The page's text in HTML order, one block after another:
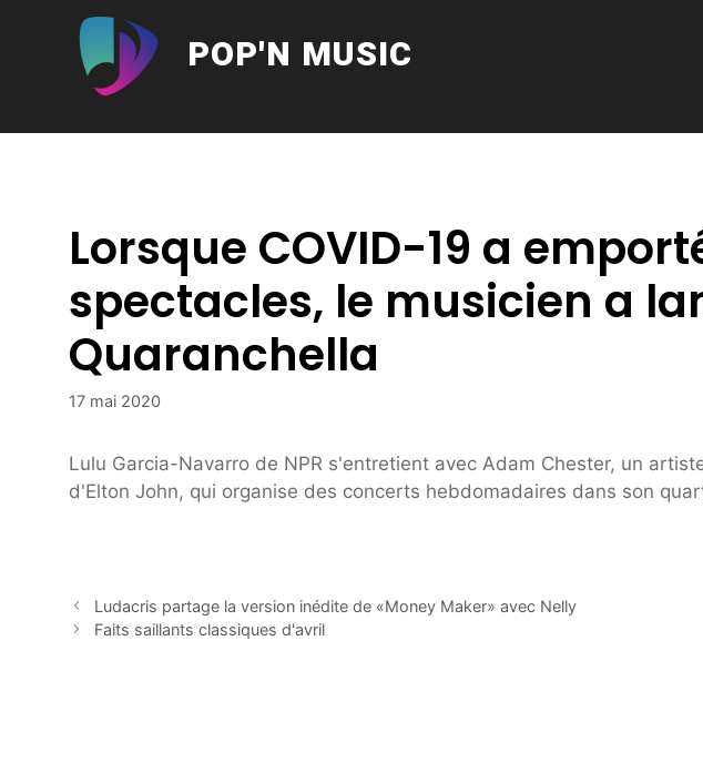
POP'N MUSIC
Lorsque COVID-19 a
spectacles, le musicien a
Quaranchella
17 mai 2020
Lulu Garcia-Navarro de NPR s'entretient avec Adam Chester, un
d'Elton John, qui organise des concerts hebdomadaires dans son
Ludacris partage la version inédite de «Money Maker» avec Nelly
Faits saillants classiques d'avril